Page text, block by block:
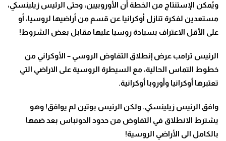
ويُمكن الإستنتاج من الخطة أن الأوروبيين، وحتى الرئيس زيلينسكي،
مستعدين لفكرة تنازل أوكرانيا عن قسم من أراضيها لروسيا، أو
على الأقل الاعتراف بسيادة روسيا عليها مقابل بعض الشروط!
الرئيس ترامب عرض إنطلاق التفاوض الروسي – الأوكراني من
خطوط التماس الحالية، مع السيطرة الروسية على الاراضي التي
تعتبرها أوكرانيا وأوروبا أوكرانية.
وافق الرئيس زيلينسكي. ولكن الرئيس بوتين لم يوافق! وهو
يشترط الانطلاق في التفاوض من حدود الدونباس بعد ضمها
بالكامل الى الأراضي الروسية!